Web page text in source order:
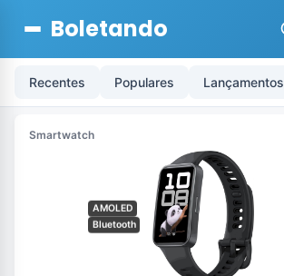
Boletando
Recentes Populares Lançamentos
Smartwatch
AMOLED
Bluetooth